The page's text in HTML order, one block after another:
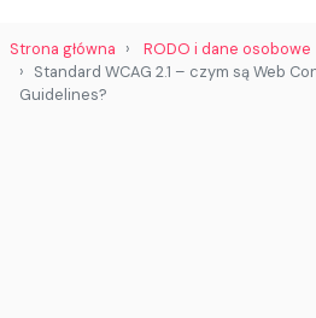
Strona główna
RODO i dane osobowe
Standard WCAG 2.1 – czym są Web
Guidelines?